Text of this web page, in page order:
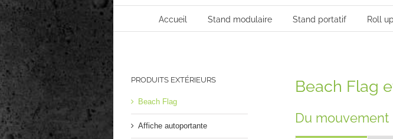
Accueil Stand modulaire Stand portatif Roll up
Beach Flag
Du
PRODUITS EXTÉRIEURS
Beach Flag
Affiche autoportante